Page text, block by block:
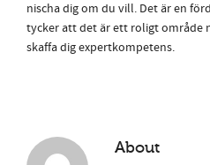
nischa dig om du vill. Det är en
tycker att det är ett roligt område
skaffa dig expertkompetens.
About